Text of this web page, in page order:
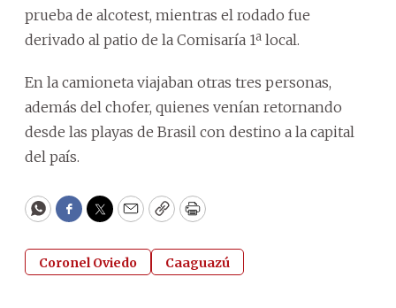
prueba de alcotest, mientras el rodado fue
derivado al patio de la Comisaría 1ª local.
En la camioneta viajaban otras tres personas,
además del chofer, quienes venían retornando
desde las playas de Brasil con destino a la capital
del país.
WhatsApp
Facebook
Twitter
EmailCopyPrint
Coronel Oviedo Caaguazú